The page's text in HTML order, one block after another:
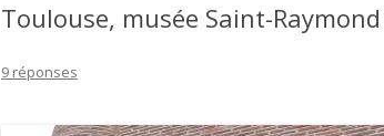
Toulouse, musée Saint-
9 réponses